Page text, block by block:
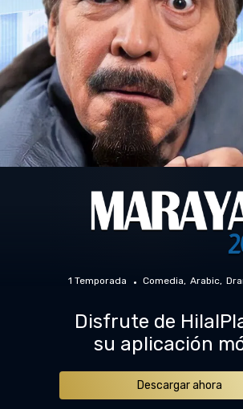
1 Temporada Comedia Arabic
Disfrute de
su aplicación
Descargar ahora